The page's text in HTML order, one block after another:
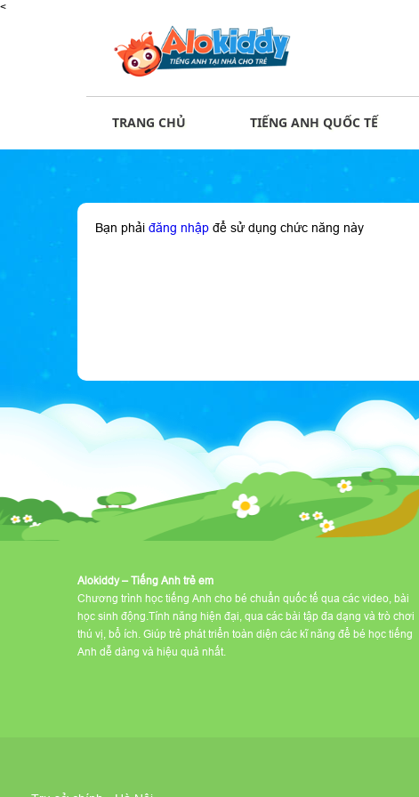
<
TRANG CHỦ TIẾNG ANH QUỐC TẾ
Bạn phải đăng nhập để sử dụng chức năng này
Alokiddy – Tiếng Anh trẻ em
Chương trình học tiếng Anh cho bé chuẩn quốc tế qua các video, bài
học sinh động.Tính năng hiện đại, qua các bài tập đa dạng và trò chơi
thú vị, bổ ích. Giúp trẻ phát triển toàn diện các kĩ năng để bé học tiếng
Anh dễ dàng và hiệu quả nhất.